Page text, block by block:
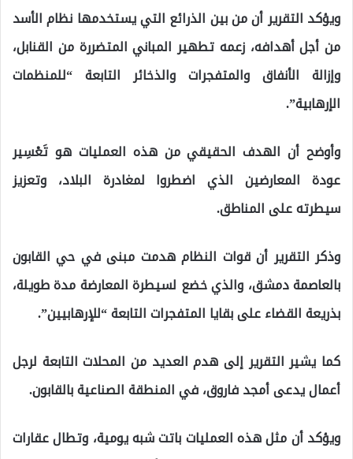
ويؤكد التقرير أن من بين الذرائع التي يستخدمها نظام الأسد
من أجل أهدافه، زعمه تطهير المباني المتضررة من القنابل،
وإزالة الأنفاق والمتفجرات والذخائر التابعة “للمنظمات
الإرهابية”.
وأوضح أن الهدف الحقيقي من هذه العمليات هو تَعْسِير
عودة المعارضين الذي اضطروا لمغادرة البلاد، وتعزيز
سيطرته على المناطق.
وذكر التقرير أن قوات النظام هدمت مبنى في حي القابون
بالعاصمة دمشق، والذي خضع لسيطرة المعارضة مدة طويلة،
بذريعة القضاء على بقايا المتفجرات التابعة “للإرهابيين”.
كما يشير التقرير إلى هدم العديد من المحلات التابعة لرجل
أعمال يدعى أمجد فاروق، في المنطقة الصناعية بالقابون.
ويؤكد أن مثل هذه العمليات باتت شبه يومية، وتطال عقارات